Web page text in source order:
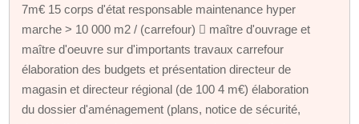
7m€ 15 corps d'état responsable maintenance hyper
marche > 10 000 m2 / (carrefour)  maître d'ouvrage et
maître d'oeuvre sur d'importants travaux carrefour
élaboration des budgets et présentation directeur de
magasin et directeur régional (de 100 4 m€) élaboration
du dossier d'aménagement (plans, notice de sécurité,